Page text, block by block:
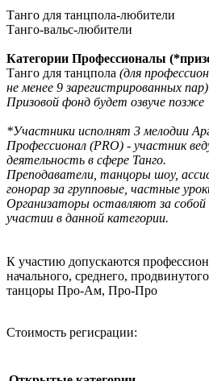
Танго для танцпола-любители
Танго-вальс-любители
Категории Профессионалы
Танго для танцпола (для
не менее 9 зарегистрированных пар)
Призовой фонд будет озвуче позже
*Участники исполнят 3 мелодии
Профессионал (PRO) - участник
деятельность в сфере Танго.
Преподаватели, танцоры шоу,
гонорар за групповые, частные
Организаторы оставляют за собой
участии в данной категории.
К участию допускаются
начального, среднего,
танцоры Про-Ам, Про-Про
Стоимость регисрации: